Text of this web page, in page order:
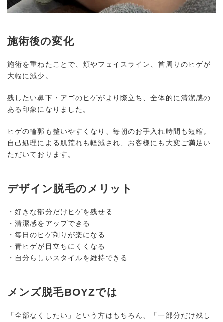
施術後の変化
施術を重ねたことで、頬やフェイスライン、首周りのヒゲが
大幅に減少。
残したい鼻下・アゴのヒゲがより際立ち、全体的に清潔感の
ある印象になりました。
ヒゲの輪郭も整いやすくなり、毎朝のお手入れ時間も短縮。
自己処理による肌荒れも軽減され、お客様にも大変ご満足い
ただいております。
デザイン脱毛のメリット
・好きな部分だけヒゲを残せる
・清潔感をアップできる
・毎日のヒゲ剃りが楽になる
・青ヒゲが目立ちにくくなる
・自分らしいスタイルを維持できる
メンズ脱毛BOYZでは
「全部なくしたい」という方はもちろん、「一部分だけ残し